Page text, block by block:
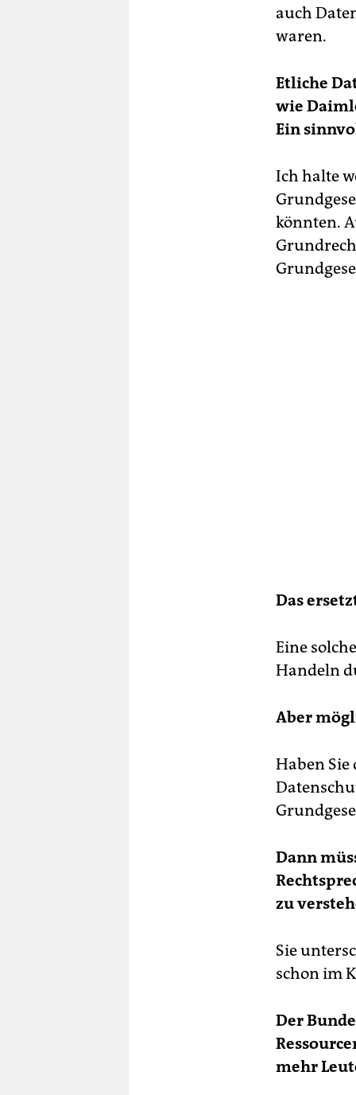
auch
waren.
Etliche
wie
Ein
Ich halte
könnten.
Das
Eine
Handeln
Aber
Haben
Dann
zu
Sie
schon im
Der
mehr